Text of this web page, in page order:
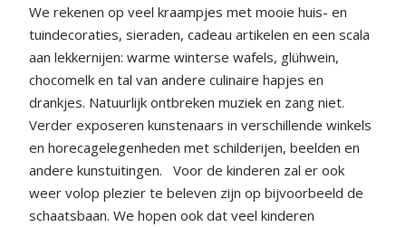
We rekenen op veel kraampjes met mooie huis- en
tuindecoraties, sieraden, cadeau artikelen en een scala
aan lekkernijen: warme winterse wafels, glühwein,
chocomelk en tal van andere culinaire hapjes en
drankjes. Natuurlijk ontbreken muziek en zang niet.
Verder exposeren kunstenaars in verschillende winkels
en horecagelegenheden met schilderijen, beelden en
andere kunstuitingen.
Voor de kinderen zal er ook
weer volop plezier te beleven zijn op bijvoorbeeld de
schaatsbaan. We hopen ook dat veel kinderen